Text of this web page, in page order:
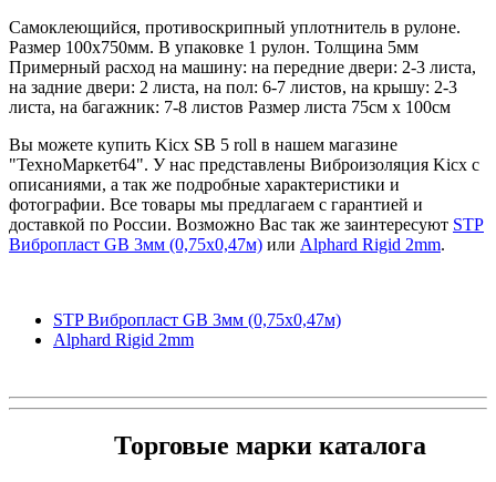
Самоклеющийся, противоскрипный уплотнитель в рулоне.
Размер 100х750мм. В упаковке 1 рулон. Толщина 5мм
Примерный расход на машину: на передние двери: 2-3 листа,
на задние двери: 2 листа, на пол: 6-7 листов, на крышу: 2-3
листа, на багажник: 7-8 листов Размер листа 75см х 100см
Вы можете купить Kicx SB 5 roll в нашем магазине
"ТехноМаркет64". У нас представлены Виброизоляция Kicx с
описаниями, а так же подробные характеристики и
фотографии. Все товары мы предлагаем с гарантией и
доставкой по России. Возможно Вас так же заинтересуют STP
Вибропласт GB 3мм (0,75х0,47м) или Alphard Rigid 2mm.
STP Вибропласт GB 3мм (0,75х0,47м)
Alphard Rigid 2mm
Торговые марки каталога